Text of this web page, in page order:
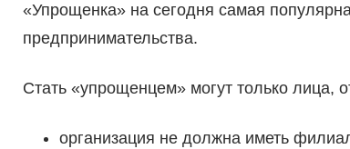
«Упрощенка» на сегодня самая
предпринимательства.
Стать «упрощенцем» могут только
организация не должна иметь